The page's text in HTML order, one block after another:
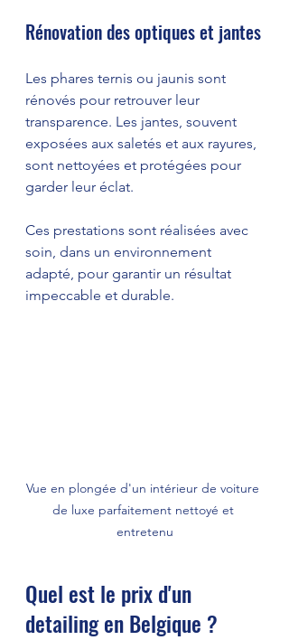
Rénovation des optiques et jantes
Les phares ternis ou jaunis sont
rénovés pour retrouver leur
transparence. Les jantes, souvent
exposées aux saletés et aux rayures,
sont nettoyées et protégées pour
garder leur éclat.
Ces prestations sont réalisées avec
soin, dans un environnement
adapté, pour garantir un résultat
impeccable et durable.
Vue en plongée d'un intérieur de voiture
de luxe parfaitement nettoyé et
entretenu
Quel est le prix d'un
detailing en Belgique ?